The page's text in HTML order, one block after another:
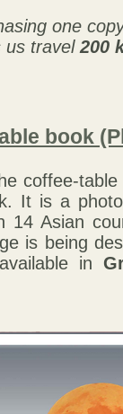
one
us travel 200
book
coffee-table
It is a
14 Asian
is being
in